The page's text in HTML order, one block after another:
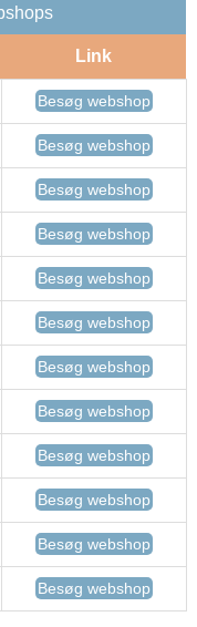
Link
Besøg webshop
Besøg webshop
Besøg webshop
Besøg webshop
Besøg webshop
Besøg webshop
Besøg webshop
Besøg webshop
Besøg webshop
Besøg webshop
Besøg webshop
Besøg webshop